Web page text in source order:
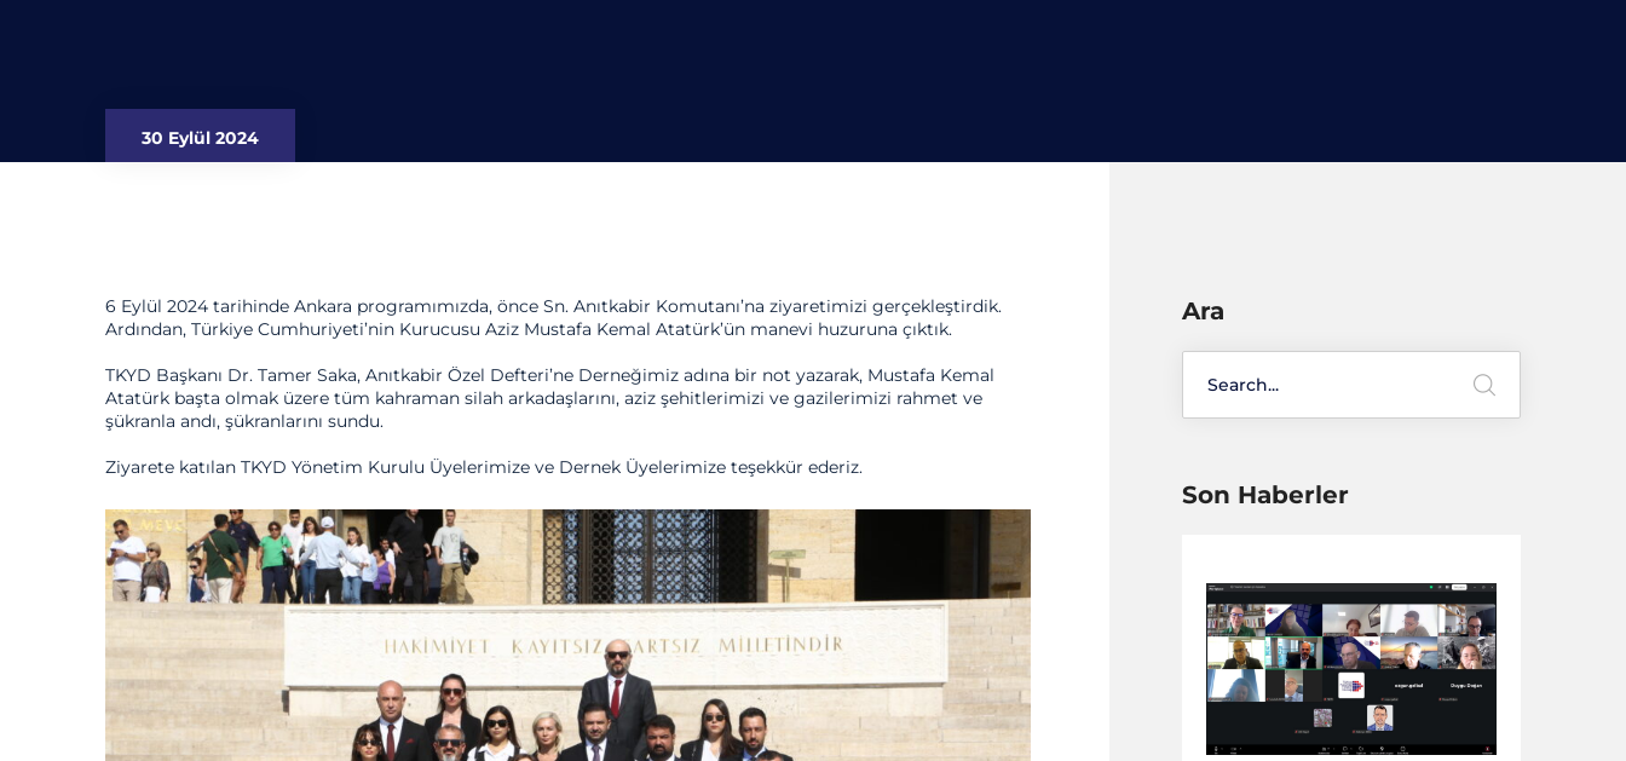
30 Eylül 2024
6 Eylül 2024 tarihinde Ankara programımızda, önce Sn. Anıtkabir Komutanı’na ziyaretimizi gerçekleştirdik.
Ardından, Türkiye Cumhuriyeti’nin Kurucusu Aziz Mustafa Kemal Atatürk’ün manevi huzuruna çıktık.
TKYD Başkanı Dr. Tamer Saka, Anıtkabir Özel Defteri’ne Derneğimiz adına bir not yazarak, Mustafa Kemal
Atatürk başta olmak üzere tüm kahraman silah arkadaşlarını, aziz şehitlerimizi ve gazilerimizi rahmet ve
şükranla andı, şükranlarını sundu.
Ziyarete katılan TKYD Yönetim Kurulu Üyelerimize ve Dernek Üyelerimize teşekkür ederiz.
Ara
Son Haberler